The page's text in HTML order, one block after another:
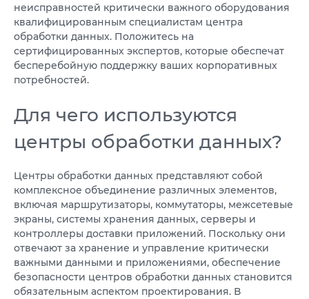
неисправностей критически важного оборудования
квалифицированным специалистам центра
обработки данных. Положитесь на
сертифицированных экспертов, которые обеспечат
бесперебойную поддержку ваших корпоративных
потребностей.
Для чего используются
центры обработки данных?
Центры обработки данных представляют собой
комплексное объединение различных элементов,
включая маршрутизаторы, коммутаторы, межсетевые
экраны, системы хранения данных, серверы и
контроллеры доставки приложений. Поскольку они
отвечают за хранение и управление критически
важными данными и приложениями, обеспечение
безопасности центров обработки данных становится
обязательным аспектом проектирования. В